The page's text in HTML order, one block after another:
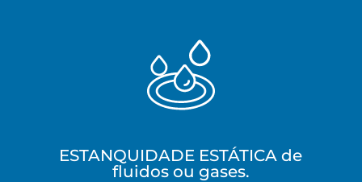
ESTANQUIDADE ESTÁTICA de
fluidos ou gases.